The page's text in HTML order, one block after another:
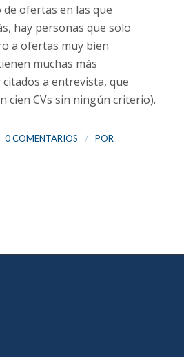
ofertas en las que
hay personas que solo
a ofertas muy bien
muchas más
a entrevista, que
cien CVs sin ningún criterio).
0 COMENTARIOS /
POR